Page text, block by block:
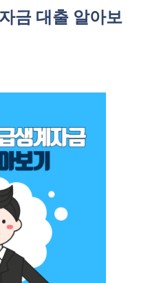
금 대출 알아보